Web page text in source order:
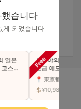
했습니다
게 되었습니다
본
스에
가
시부야의 초인기
고급 에도마에 초
카세 코스를 만끽
📍 東京都
¥10,980